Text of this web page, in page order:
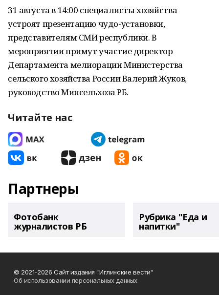
31 августа в 14:00 специалисты хозяйства
устроят презентацию чудо-установки,
представителям СМИ республики. В
мероприятии примут участие директор
Департамента мелиорации Министерства
сельского хозяйства России Валерий Жуков,
руководство Минсельхоза РБ.
Читайте нас
Партнеры
Фотобанк
журналистов РБ
Рубрика "Еда и
напитки"
© 2021-2026 Сайт издания "Иглинские вести"
Об использовании персональных данных